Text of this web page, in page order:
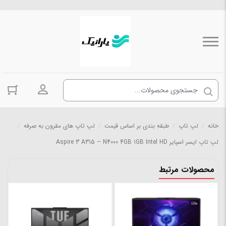
ورود به
خانه لپ تاپ طبقه بندی بر اساس قیمت لپ تاپ های مقرون به صرفه
لپ تاپ ایسر اسپایر Aspire 3 A315 – N4000 4GB 1GB Intel HD
محصولات مرتبط